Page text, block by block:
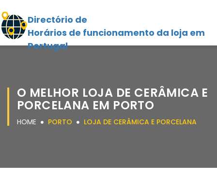
Directório de
Horários de funcionamento da loja em
Portugal
O MELHOR LOJA DE CERÂMICA E
PORCELANA EM PORTO
HOME PORTO LOJA DE CERÂMICA E PORCELANA